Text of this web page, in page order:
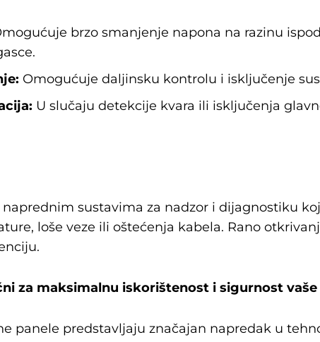
brzo smanjenje napona na razinu
Omogućuje daljinsku kontrolu i isključenje
U slučaju detekcije kvara ili isključenja
sustavima za nadzor i dijagnostiku
loše veze ili oštećenja kabela. Rano
za maksimalnu iskorištenost i sigurnost
panele predstavljaju značajan napredak u